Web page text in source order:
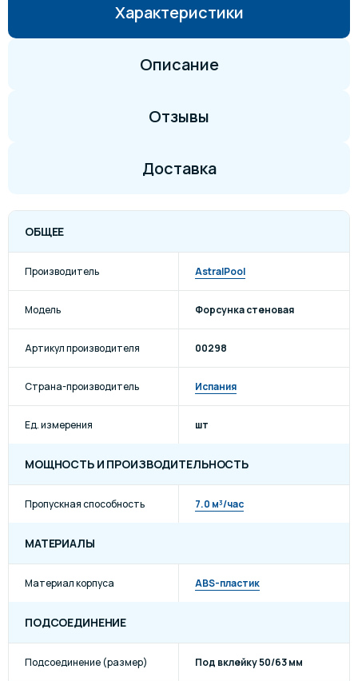
Характеристики
Описание
Отзывы
Доставка
ОБЩЕЕ
Производитель AstralPool
Модель Форсунка стеновая
Артикул производителя 00298
Страна-производитель Испания
Ед. измерения шт
МОЩНОСТЬ И ПРОИЗВОДИТЕЛЬНОСТЬ
Пропускная способность 7.0 м³/час
МАТЕРИАЛЫ
Материал корпуса ABS-пластик
ПОДСОЕДИНЕНИЕ
Подсоединение (размер) Под вклейку 50/63 мм